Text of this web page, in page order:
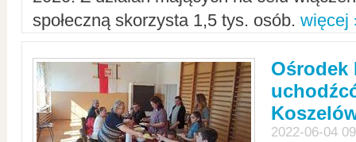
społeczną skorzysta 1,5 tys. osób. więcej
Ośrodek
2022-06-04